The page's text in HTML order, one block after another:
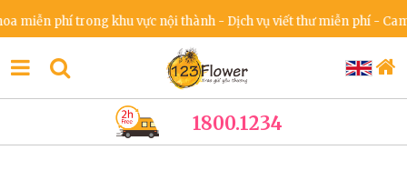
phí trong khu vực nội thành - Dịch vụ viết thư miễn phí - Cam
1800.1234